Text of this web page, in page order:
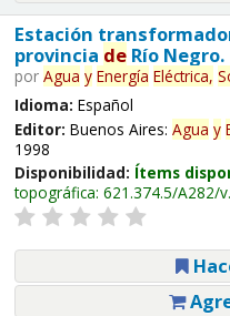
Estación
provincia deRío Negro.
por Agua y Energía Eléctrica,
Idioma: Español
Editor: Buenos Aires: Agua y
1998
Disponibilidad: Ítems
topográfica: 621.374.5/A282/